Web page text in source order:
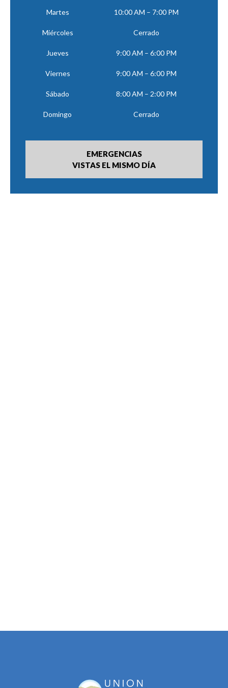
Martes 10:00 AM – 7:00 PM
Miércoles Cerrado
Jueves 9:00 AM – 6:00 PM
Viernes 9:00 AM – 6:00 PM
Sábado 8:00 AM – 2:00 PM
Domingo Cerrado
EMERGENCIAS
VISTAS EL MISMO DÍA